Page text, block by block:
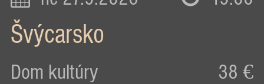
Švýcarsko
Dom kultúry 38 €